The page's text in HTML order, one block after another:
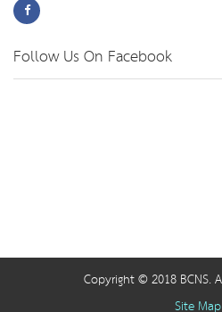
Follow Us On Facebook
Copyright © 2018 BCNS.
Site Map